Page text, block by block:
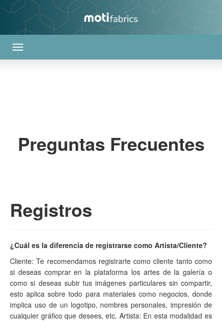
Preguntas Frecuentes
Registros
¿Cuál es la diferencia de registrarse como Artista/Cliente?
Cliente: Te recomendamos registrarte como cliente tanto como
si deseas comprar en la plataforma los artes de la galería o
como si deseas subir tus imágenes particulares sin compartir,
esto aplica sobre todo para materiales como negocios, donde
implica uso de un logotipo, nombres personales, impresión de
cualquier gráfico que desees, etc. Artista: En esta modalidad es